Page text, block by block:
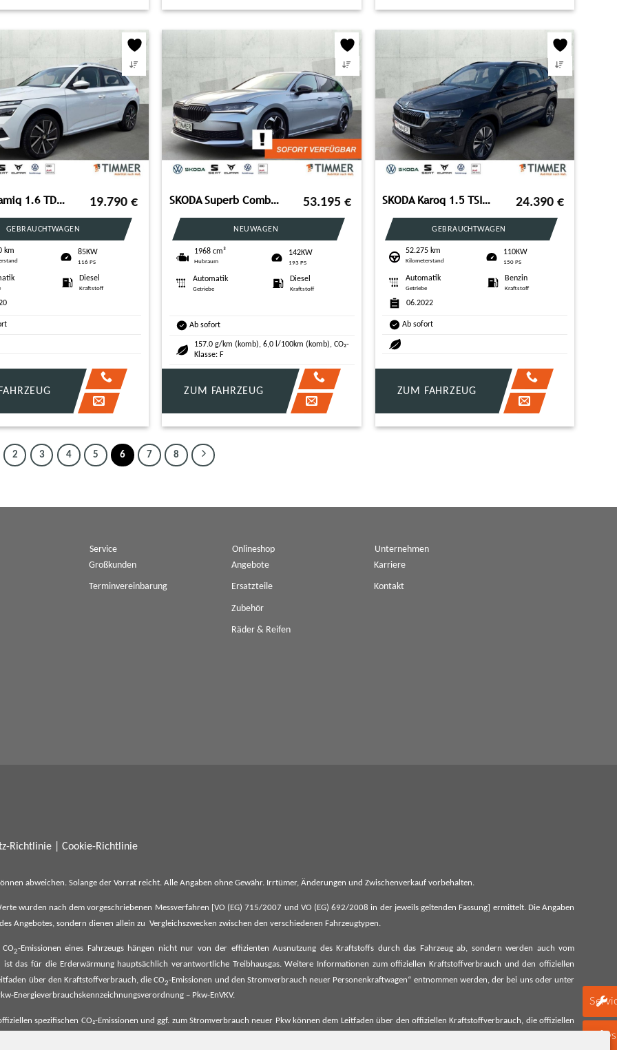
SKODA Kamiq 1.6 TDI 85KW (116PS) Style *DSG*AHK*PDC*GR 19.790€
GEBRAUCHTWAGEN
km 85KW
116 PS
Diesel
Kraftstoff
SKODA Superb Combi 2.0 TDI DSG 4x4 Sportline PANO*AHK* 53.195 €
NEUWAGEN
1968 cm³
Hubraum
142KW
193 PS
Automatik
Getriebe
Diesel
Kraftstoff
Ab sofort
157.0 g/km (komb), 6,0 l/100km (komb), CO₂-
Klasse: F
ZUM FAHRZEUG
SKODA Karoq 1.5 TSI Tour 24.390 €
GEBRAUCHTWAGEN
52.275 km
Kilometerstand
110KW
150 PS
Automatik
Getriebe
Benzin
Kraftstoff
06.2022
Ab sofort
ZUM FAHRZEUG
2 3 4 5 6 7 8
Service
Großkunden
Terminvereinbarung
Onlineshop
Angebote
Ersatzteile
Zubehör
Räder & Reifen
Unternehmen
Karriere
Kontakt
Richtlinie Cookie-Richtlinie
abweichen. Solange der Vorrat reicht. Alle Angaben ohne Gewähr. Irrtümer, Änderungen und Zwischenverkauf vorbehalten.
wurden nach dem vorgeschriebenen Messverfahren [VO (EG) 715/2007 und VO (EG) 692/2008 in der jeweils geltenden Fassung] ermittelt. Die Angaben
Angebotes, sondern dienen allein zu Vergleichszwecken zwischen den verschiedenen Fahrzeugtypen.
2-Emissionen eines Fahrzeugs hängen nicht nur von der effizienten Ausnutzung des Kraftstoffs durch das Fahrzeug ab, sondern werden auch vom
ist das für die Erderwärmung hauptsächlich verantwortliche Treibhausgas. Weitere Informationen zum offiziellen Kraftstoffverbrauch und den offiziellen
über den Kraftstoffverbrauch, die CO2-Emissionen und den Stromverbrauch neuer Personenkraftwagen“ entnommen werden, der bei uns oder unter
Energieverbrauchskennzeichnungsverordnung – Pkw-EnVKV.
spezifischen CO₂-Emissionen und ggf. zum Stromverbrauch neuer Pkw können dem Leitfaden über den offiziellen Kraftstoffverbrauch, die offiziellen